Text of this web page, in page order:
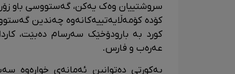
سروشتییان وەک یەکن، گەستووسی باو
کۆدە کۆمەڵایەتییەکانەوە چەندین
کورد بە بارودۆخێک سەرسام دەبێت،
عەرەب و فارس.
بەکورتی دەتوانین ئەمانەی خوارەوە